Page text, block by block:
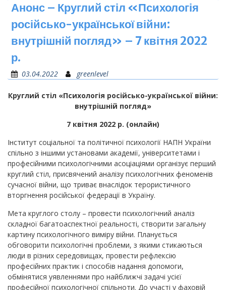
Анонс – Круглий стіл «Психологія
російсько-української війни:
внутрішній погляд» – 7 квітня 2022
р.
03.04.2022 greenlevel
Круглий стіл «Психологія російсько-української війни:
внутрішній погляд»
7 квітня 2022 р. (онлайн)
Інститут соціальної та політичної психології НАПН України
спільно з іншими установами академії, університетами і
професійними психологічними асоціаціями організує перший
круглий стіл, присвячений аналізу психологічних феноменів
сучасної війни, що триває внаслідок терористичного
вторгнення російської федерації в Україну.
Мета круглого столу – провести психологічний аналіз
складної багатоаспектної реальності, створити загальну
картину психологічного виміру війни. Планується
обговорити психологічні проблеми, з якими стикаються
люди в різних середовищах, провести рефлексію
професійних практик і способів надання допомоги,
обмінятися уявленнями про найближчі задачі усієї
професійної психологічної спільноти. До участі у фаховій